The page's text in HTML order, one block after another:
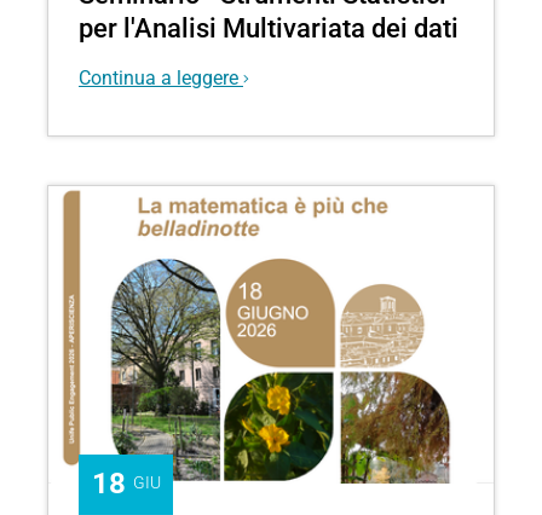
per l'Analisi Multivariata dei dati
Continua a leggere
18 GIU